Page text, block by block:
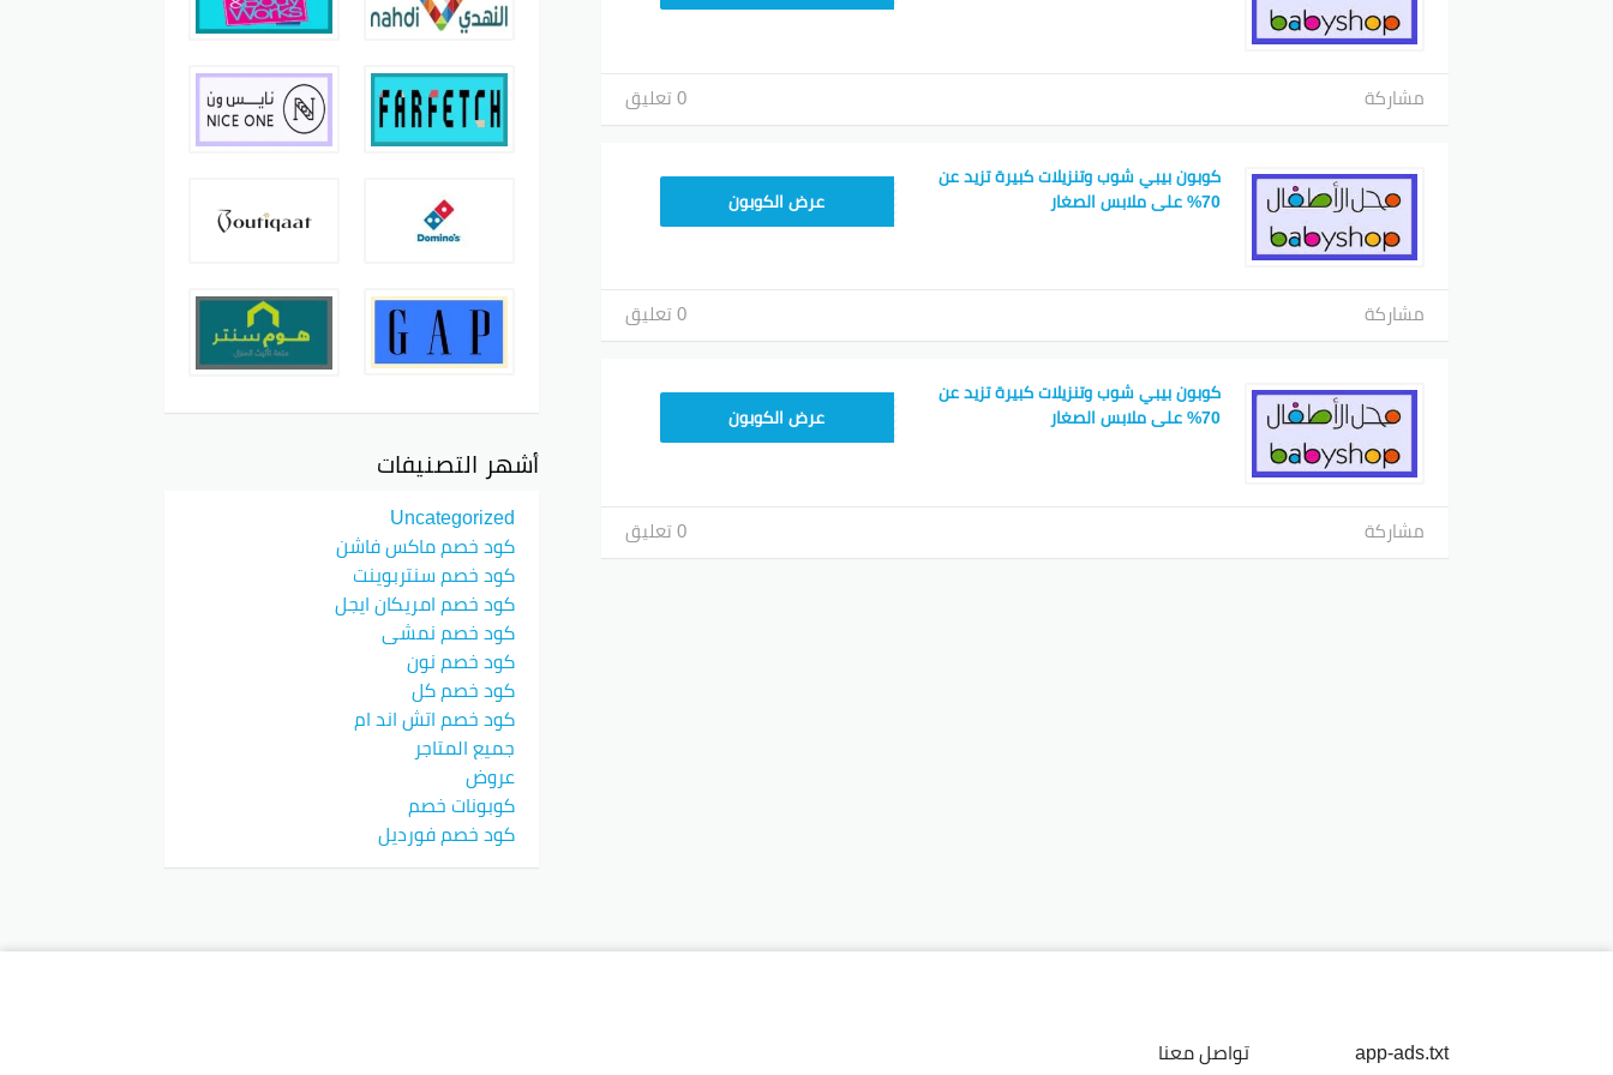
مشاركة 0 تعليق
كوبون بيبي شوب وتنزيلات كبيرة تزيد عن
70% على ملابس الصغار
عرض الكوبون
مشاركة 0 تعليق
كوبون بيبي شوب وتنزيلات كبيرة تزيد عن
70% على ملابس الصغار
عرض الكوبون
مشاركة 0 تعليق
أشهر التصنيفات
Uncategorized
كود خصم ماكس فاشن
كود خصم سنتربوينت
كود خصم امريكان ايجل
كود خصم نمشي
كود خصم نون
كود خصم كل
كود خصم اتش اند ام
جميع المتاجر
عروض
كوبونات خصم
كود خصم فورديل
app-ads.txt
تواصل معنا